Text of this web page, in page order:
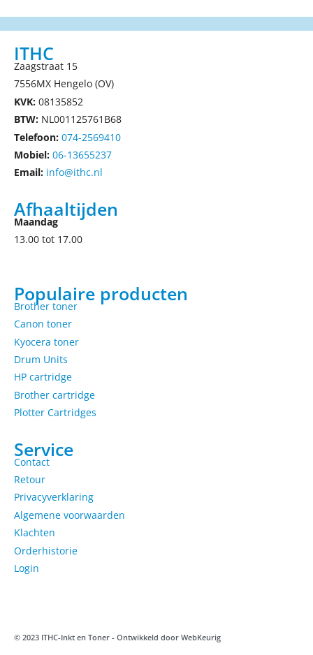
ITHC
Zaagstraat 15
7556MX Hengelo (OV)
KVK: 08135852
BTW: NL001125761B68
Telefoon: 074-2569410
Mobiel: 06-13655237
Email: info@ithc.nl
Afhaaltijden
Maandag
13.00 tot 17.00
Populaire producten
Brother toner
Canon toner
Kyocera toner
Drum Units
HP cartridge
Brother cartridge
Plotter Cartridges
Service
Contact
Retour
Privacyverklaring
Algemene voorwaarden
Klachten
Orderhistorie
Login
© 2023 ITHC-Inkt en Toner - Ontwikkeld door WebKeurig